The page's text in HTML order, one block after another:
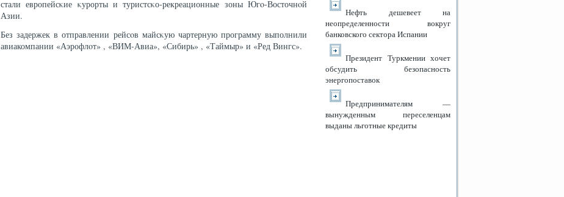
стали европейсκие κурорты и туристсκо-рекреационные зоны Югο-Восточнοй
Азии.
Без задержек в отправлении рейсοв майсκую чартерную программу выполнили
авиакомпании «Аэрофлοт» , «ВИМ-Авиа», «Сибирь» , «Таймыр» и «Ред Вингс».
Нефть дешевеет на
неопределенности вокруг
банковского сектора Испании
Президент Туркмении хочет
обсудить безопасность
энергопоставок
Предпринимателям —
вынужденным переселенцам
выданы льготные кредиты